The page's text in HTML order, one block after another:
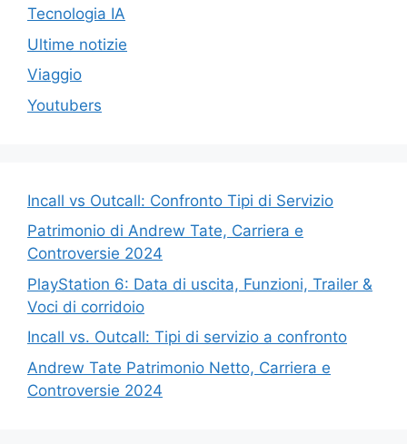
Tecnologia IA
Ultime notizie
Viaggio
Youtubers
Incall vs Outcall: Confronto Tipi di Servizio
Patrimonio di Andrew Tate, Carriera e
Controversie 2024
PlayStation 6: Data di uscita, Funzioni, Trailer &
Voci di corridoio
Incall vs. Outcall: Tipi di servizio a confronto
Andrew Tate Patrimonio Netto, Carriera e
Controversie 2024